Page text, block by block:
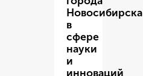
Новосибирска
в
сфере
науки
и
инноваций